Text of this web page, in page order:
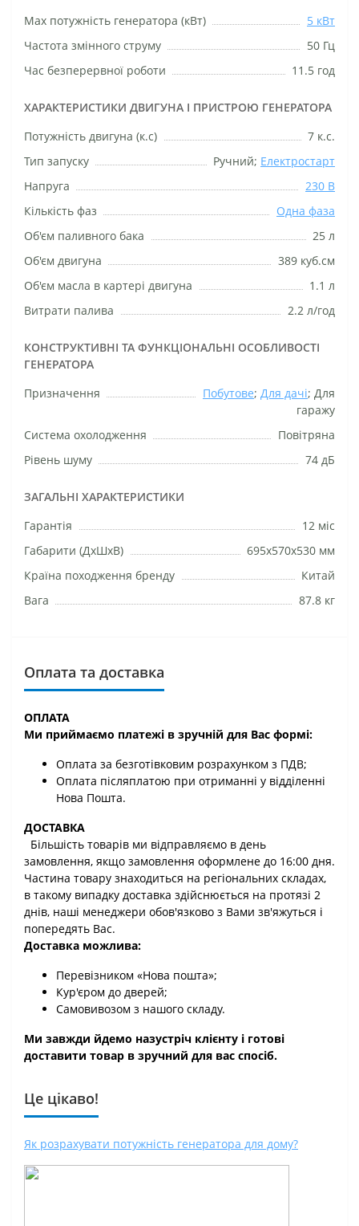
Маx потужність генератора (кВт)
5 кВт
Частота змінного струму
50 Гц
Час безперервної роботи
11.5 год
ХАРАКТЕРИСТИКИ ДВИГУНА І ПРИСТРОЮ ГЕНЕРАТОРА
Потужність двигуна (к.с)
7 к.с.
Тип запуску
Ручний; Електростарт
Напруга
230 В
Кількість фаз
Одна фаза
Об'єм паливного бака
25 л
Об'єм двигуна
389 куб.см
Об'єм масла в картері двигуна
1.1 л
Витрати палива
2.2 л/год
КОНСТРУКТИВНІ ТА ФУНКЦІОНАЛЬНІ ОСОБЛИВОСТІ
ГЕНЕРАТОРА
Призначення
Побутове; Для дачі; Для
гаражу
Система охолодження
Повітряна
Рівень шуму
74 дБ
ЗАГАЛЬНІ ХАРАКТЕРИСТИКИ
Гарантія
12 міс
Габарити (ДхШхВ)
695х570х530 мм
Країна походження бренду
Китай
Вага
87.8 кг
Оплата та доставка
ОПЛАТА
Ми приймаємо платежі в зручній для Вас формі:
Оплата за безготівковим розрахунком з ПДВ;
Оплата післяплатою при отриманні у відділенні
Нова Пошта.
ДОСТАВКА
Більшість товарів ми відправляємо в день
замовлення, якщо замовлення оформлене до 16:00 дня.
Частина товару знаходиться на регіональних складах,
в такому випадку доставка здійснюється на протязі 2
днів, наші менеджери обов'язково з Вами зв'яжуться і
попередять Вас.
Доставка можлива:
Перевізником «Нова пошта»;
Кур'єром до дверей;
Самовивозом з нашого складу.
Ми завжди йдемо назустріч клієнту і готові
доставити товар в зручний для вас спосіб.
Це цікаво!
Як розрахувати потужність генератора для дому?